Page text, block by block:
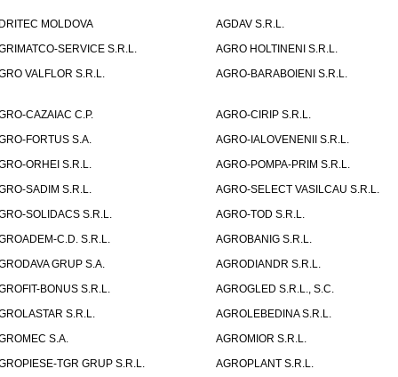
MOLDOVA
AGDAV S.R.L.
SERVICE S.R.L.
AGRO HOLTINENI S.R.L.
VALFLOR S.R.L.
AGRO-BARABOIENI S.R.L.
CAZAIAC C.P.
AGRO-CIRIP S.R.L.
FORTUS S.A.
AGRO-IALOVENENII S.R.L.
ORHEI S.R.L.
AGRO-POMPA-PRIM S.R.L.
SADIM S.R.L.
AGRO-SELECT VASILCAU S.R.L.
SOLIDACS S.R.L.
AGRO-TOD S.R.L.
C.D. S.R.L.
AGROBANIG S.R.L.
GRUP S.A.
AGRODIANDR S.R.L.
BONUS S.R.L.
AGROGLED S.R.L., S.C.
S.R.L.
AGROLEBEDINA S.R.L.
S.A.
AGROMIOR S.R.L.
TGR GRUP S.R.L.
AGROPLANT S.R.L.